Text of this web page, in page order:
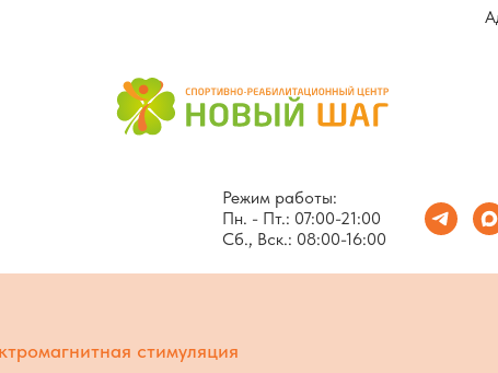
Режим работы:
Пн. - Пт.: 07:00-21:00
Сб., Вск.: 08:00-16:00
стимуляция